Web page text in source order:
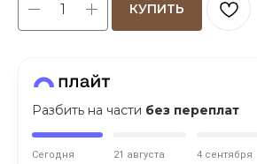
КУПИТЬ
Разбить на части без переплат
Сегодня 21 августа 4 сентября